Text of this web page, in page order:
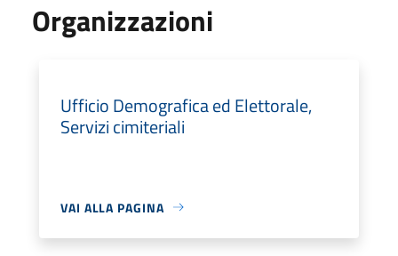
Organizzazioni
Ufficio Demografica ed Elettorale,
Servizi cimiteriali
VAI ALLA PAGINA